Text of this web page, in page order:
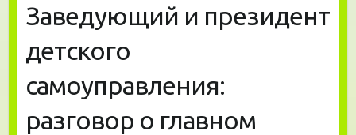
Заведующий и президент
детского
самоуправления:
разговор о главном